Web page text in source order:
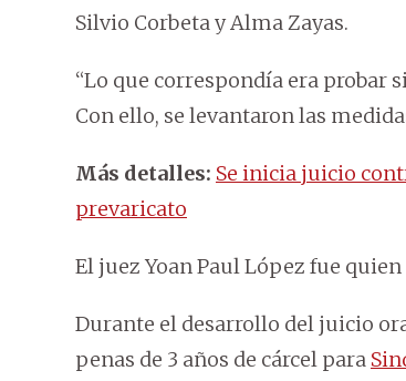
Silvio Corbeta y Alma Zayas.
“Lo que correspondía era probar
Con ello, se levantaron las
Más detalles: Se inicia juicio
prevaricato
El juez Yoan Paul López fue
Durante el desarrollo del juicio
penas de 3 años de cárcel para